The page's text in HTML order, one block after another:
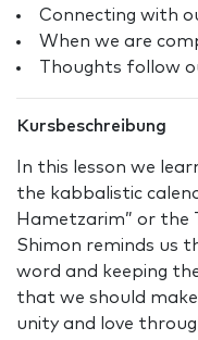
Connecting with
When we are
Thoughts follow
Kursbeschreibung
In this lesson we
the kabbalistic
Hametzarim” or the
Shimon reminds us
word and keeping
that we should
unity and love